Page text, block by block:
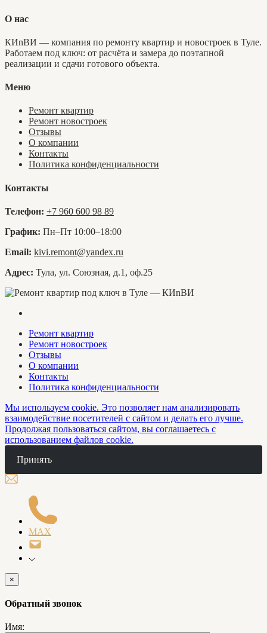
О нас
КИnВИ — компания по ремонту квартир и новостроек в Туле.
Работаем под ключ: от расчёта и замера до поэтапной
реализации и сдачи готового объекта.
Меню
Ремонт квартир
Ремонт новостроек
Отзывы
О компании
Контакты
Политика конфиденциальности
Контакты
Телефон: +7 960 600 98 89
График: Пн–Пт 10:00–18:00
Email: kivi.remont@yandex.ru
Адрес: Тула, ул. Союзная, д.1, оф.25
Ремонт квартир
Ремонт новостроек
Отзывы
О компании
Контакты
Политика конфиденциальности
Мы используем cookie. Это позволяет нам анализировать
взаимодействие посетителей с сайтом и делать его лучше.
Продолжая пользоваться сайтом, вы соглашаетесь с
использованием файлов cookie.
Принять
MAX
×
Обратный звонок
Имя: